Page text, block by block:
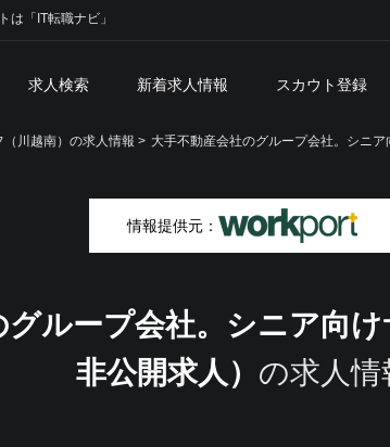
は「IT転職ナビ」
求人検索 新着求人情報 スカウト登録
川越南）の求人情報 > 大手不動産会社のグループ会社。シニ
情報提供元：
ループ会社。シニア向
非公開求人） の求人情